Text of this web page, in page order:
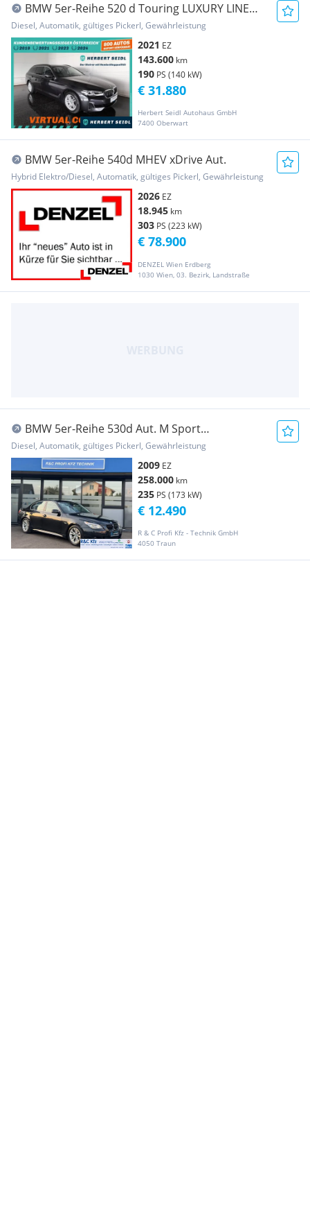
BMW 5er-Reihe 520 d Touring LUXURY LINE
4x4 Aut *VOLL LED / N...
Diesel, Automatik, gültiges Pickerl, Gewährleistung
2021 EZ
143.600 km
190 PS (140 kW)
Herbert Seidl Autohaus GmbH
7400 Oberwart
€ 31.880
BMW 5er-Reihe 540d MHEV xDrive Aut.
Hybrid Elektro/Diesel, Automatik, gültiges Pickerl, Gewährleistung
2026 EZ
18.945 km
303 PS (223 kW)
DENZEL Wien Erdberg
1030 Wien, 03. Bezirk, Landstraße
€ 78.900
BMW 5er-Reihe 530d Aut. M Sport
Edition/Softclose/Memory
Diesel, Automatik, gültiges Pickerl, Gewährleistung
2009 EZ
258.000 km
235 PS (173 kW)
R & C Profi Kfz - Technik GmbH
4050 Traun
€ 12.490